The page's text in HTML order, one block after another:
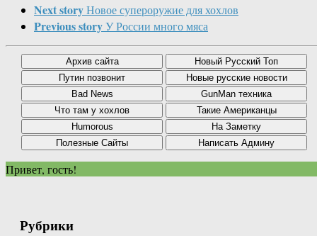
Next storyНовое супероружие для хохлов
Previous storyУ России много мяса
Привет, гость!
Рубрики